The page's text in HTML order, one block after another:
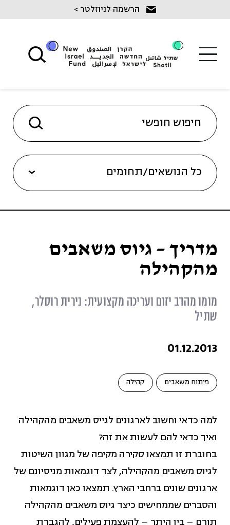
content
הרשמה לניוזלטר >
כל הנושאים/תחומים
שיקום מכליל בנגב (8)
גזענות (11)
גיוון והכלה בארגונים (34)
דיגיטל, תוכן וסושיאל (3)
שינוי מדיניות (1)
חברה משותפת (5)
כלכלה מקומית מקיימת (58)
מאבקים חברתיים (14)
מגדר (11)
מדריך – גיוס משאבים
מהקהילה
מומו מהדב יזום ועריכה מקצועית: נירית רוסלר,
שתיל
01.12.2013
פיתוח משאבים קהילה
למה כדאי וחשוב לארגונים לגייס משאבים מהקהילה
ואיך כדאי להם לעשות את זה?
בחוברת זו תמצאו סקירה מקיפה של מגוון השיטות
לגיוס משאבים מהקהילה, לצד דוגמאות מניסיונם של
ארגונים שונים ברחבי הארץ. תמצאו כאן דוגמאות
והסברים שממחישים כיצד גיוס משאבים מהקהילה
תורם – בין היתר – להעצמת פעילים, להגברת